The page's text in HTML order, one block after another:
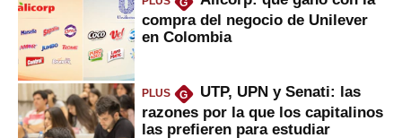
G
compra del negocio de Unilever
en Colombia
PLUS G
UTP, UPN y Senati: las
razones por la que los capitalinos
las prefieren para estudiar